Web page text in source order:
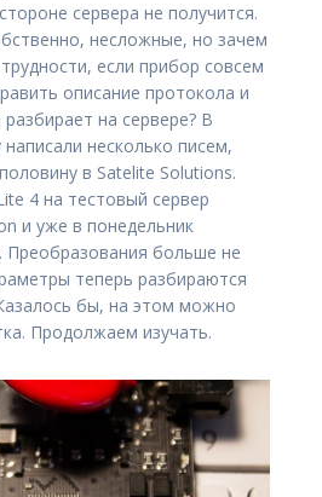
сервера не получится.
несложные, но зачем
если прибор совсем
описание протокола и
на сервере? В
несколько писем,
в Satelite Solutions.
4 на тестовый сервер
и уже в понедельник
Преобразования больше не
теперь разбираются
бы, на этом можно
Продолжаем изучать.